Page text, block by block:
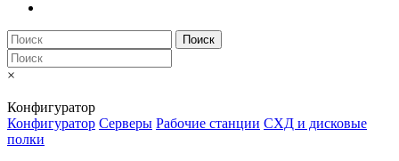
Поиск
×
Конфигуратор
Конфигуратор Серверы Рабочие станции СХД и дисковые
полки